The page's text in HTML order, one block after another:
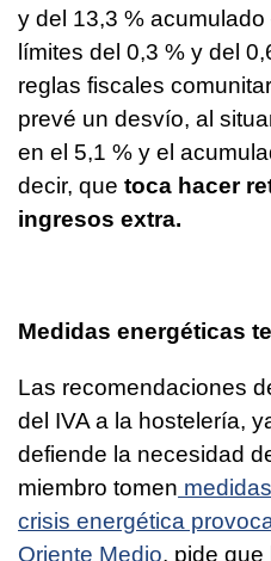
y del 13,3 %
límites del 0,3 % y del
reglas fiscales
prevé un desvío, al
en el 5,1 % y el
decir, que toca hacer
ingresos extra.
Medidas energéticas
Las recomendaciones
del IVA a la hostelería,
defiende la necesidad
miembro tomen
crisis energética
Oriente Medio, pide